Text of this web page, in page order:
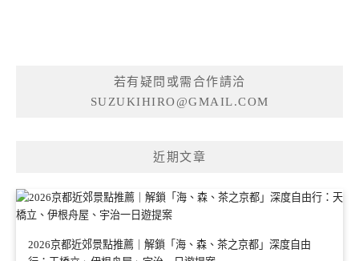
若有疑問或需合作請洽
SUZUKIHIRO@GMAIL.COM
近期文章
2026京都近郊景點推薦｜解鎖「海、森、茶之京都」深度自由